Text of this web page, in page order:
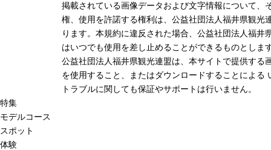
掲載されている画像データおよび文字情報について、
権、使用を許諾する権利は、公益社団法人福井県観光
ります。本規約に違反された場合、公益社団法人福井
はいつでも使用を差し止めることができるものとしま
公益社団法人福井県観光連盟は、本サイトで提供する
を使用すること、またはダウンロードすることによる
トラブルに関しても保証やサポートは行いません。
特集
モデルコース
スポット
体験